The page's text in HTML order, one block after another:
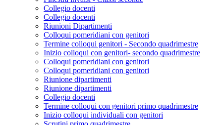
Collegio docenti
Collegio docenti
Riunioni Dipartimenti
Colloqui pomeridiani con genitori
Termine colloqui genitori - Secondo quadrimestre
Inizio colloqui con genitori- secondo quadrimestre
Colloqui pomeridiani con genitori
Colloqui pomeridiani con genitori
Riunione dipartimenti
Riunione dipartimenti
Collegio docenti
Termine colloqui con genitori primo quadrimestre
Inizio colloqui individuali con genitori